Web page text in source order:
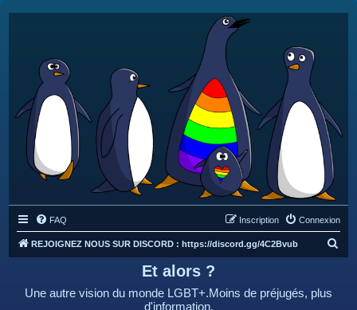
FAQ Connexion
Inscription
REJOIGNEZ NOUS SUR DISCORD : https://discord.gg/4C2Bvub
Et alors ?
Une autre vision du monde LGBT+.Moins de préjugés, plus
d'information.